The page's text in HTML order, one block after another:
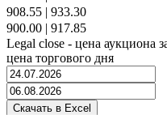
908.55 | 933.30
900.00 | 917.85
Legal close - цена аукциона
цена торгового дня